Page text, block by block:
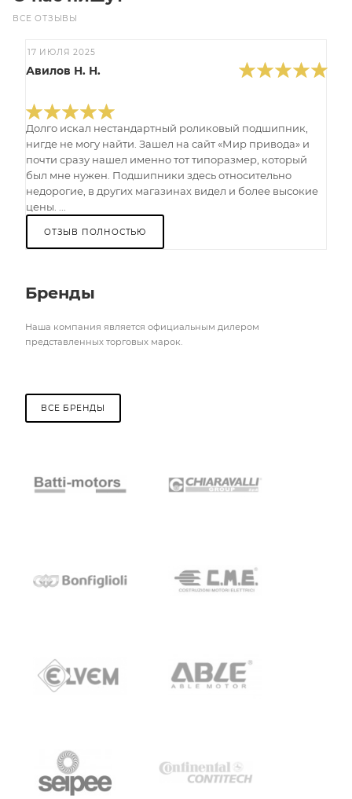
ВСЕ ОТЗЫВЫ
17 ИЮЛЯ 2025
Авилов Н. Н.
Долго искал нестандартный роликовый подшипник,
нигде не могу найти. Зашел на сайт «Мир привода» и
почти сразу нашел именно тот типоразмер, который
был мне нужен. Подшипники здесь относительно
недорогие, в других магазинах видел и более высокие
цены. ...
ОТЗЫВ ПОЛНОСТЬЮ
Бренды
Наша компания является официальным дилером
представленных торговых марок.
ВСЕ БРЕНДЫ